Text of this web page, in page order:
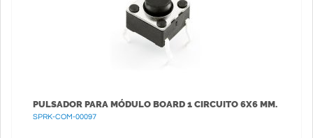
PULSADOR PARA MÓDULO BOARD 1 CIRCUITO 6X6 MM.
SPRK-COM-00097